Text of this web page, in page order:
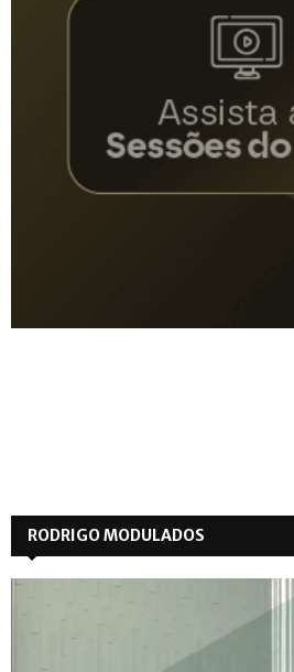
RODRIGO MODULADOS